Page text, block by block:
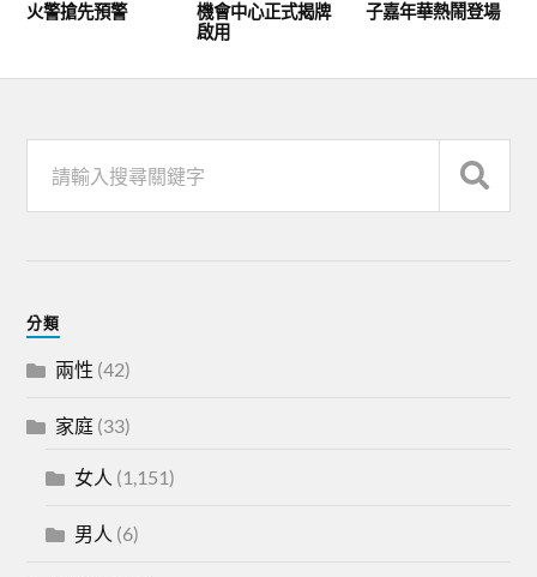
火警搶先預警
機會中心正式揭牌
啟用
子嘉年華熱鬧登場
分類
兩性 (42)
家庭 (33)
女人 (1,151)
男人 (6)